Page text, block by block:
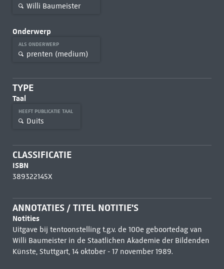
Willi Baumeister
Onderwerp
ALS ONDERWERP
prenten (medium)
TYPE
Taal
HEEFT PUBLICATIE TAAL
Duits
CLASSIFICATIE
ISBN
389322145X
ANNOTATIES / TITEL NOTITIE'S
Notities
Uitgave bij tentoonstelling t.g.v. de 100e geboortedag van
Willi Baumeister in de Staatlichen Akademie der Bildenden
Künste, Stuttgart, 14 oktober - 17 november 1989.